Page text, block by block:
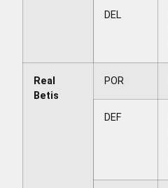
DEL
Real
Betis
POR
DEF